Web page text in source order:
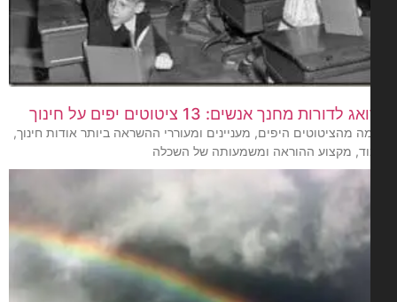
לדורות מחנך אנשים: 13 ציטוטים יפים על חינוך
מהציטוטים היפים, מעניינים ומעוררי ההשראה ביותר אודות חינוך,
מקצוע ההוראה ומשמעותה של השכלה